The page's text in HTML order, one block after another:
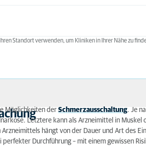
Standort verwenden, um Kliniken in Ihrer Nähe zu
Möglichkeiten der Schmerzausschaltung. Je
Letztere kann als Arzneimittel in Muskel
hängt von der Dauer und Art des
Durchführung – mit einem gewissen